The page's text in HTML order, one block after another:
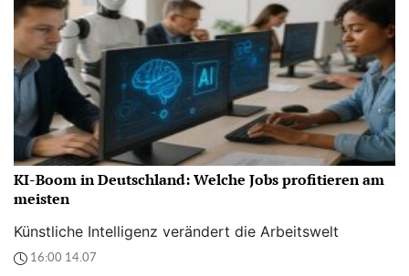
KI-Boom in Deutschland: Welche Jobs profitieren am
meisten
Künstliche Intelligenz verändert die Arbeitswelt
16:00 14.07